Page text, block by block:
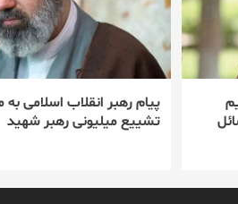
پیام رهبر انقلاب اسلامی
تشییع میلیونی رهبر شهید